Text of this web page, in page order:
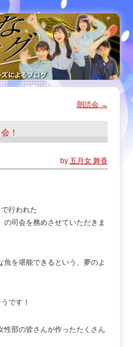
朗読会 →
！
by 五月女 舞香
行われた
の司会を務めさせていただきま
魚を堪能できるという、夢のよ
です！
性部の皆さんが作ったたくさん